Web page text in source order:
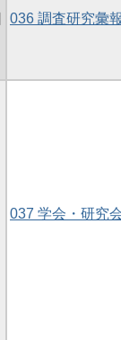
036 調査研究彙
037 学会・研究